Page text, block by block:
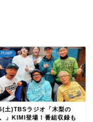
PUMP
土)TBSラジオ「木梨の
」KIMI登場！番組収録も